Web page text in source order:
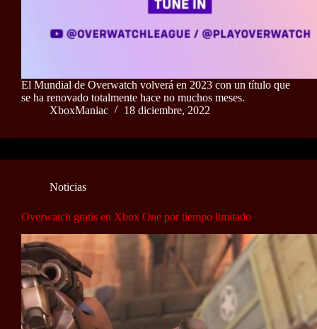
El Mundial de Overwatch volverá en 2023 con un título que
se ha renovado totalmente hace no muchos meses.
XboxManiac
18 diciembre, 2022
Noticias
Overwatch gratis en Xbox One por tiempo limitado